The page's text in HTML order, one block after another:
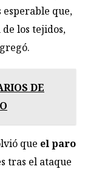
esperable que,
los tejidos,
DE
que el paro
tras el ataque